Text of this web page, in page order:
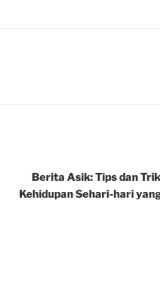
Berita Asik: Tips dan
Kehidupan Sehari-hari